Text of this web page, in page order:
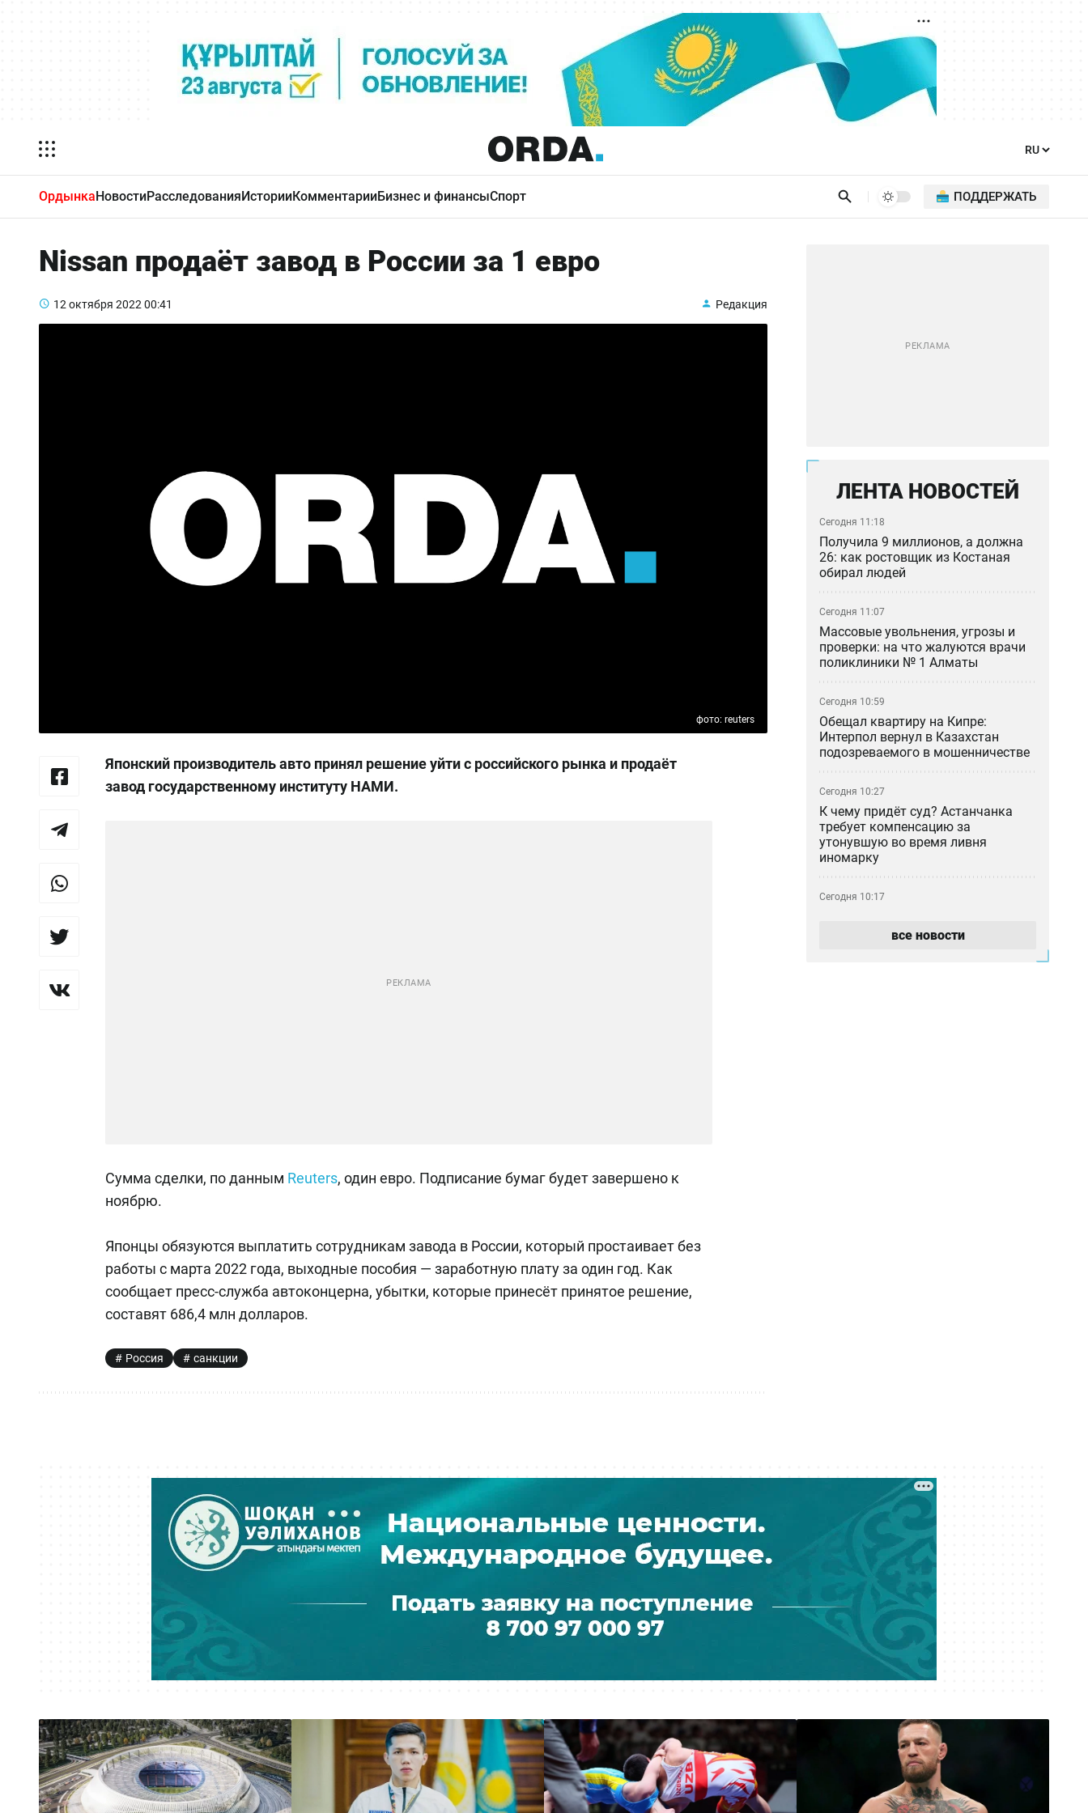
ОрдынкаНовостиРасследованияИсторииКомментарииБизнес и финансыСпорт ПОДДЕРЖАТЬ
Nissan продаёт завод в России за 1 евро
12 октября 2022 00:41 Редакция
фото: reuters
Японский производитель авто принял решение уйти с российского рынка и продаёт
завод государственному институту НАМИ.
Сумма сделки, по данным Reuters, один евро. Подписание бумаг будет завершено к
ноябрю.
Японцы обязуются выплатить сотрудникам завода в России, который простаивает без
работы с марта 2022 года, выходные пособия — заработную плату за один год. Как
сообщает пресс-служба автоконцерна, убытки, которые принесёт принятое решение,
составят 686,4 млн долларов.
Россия санкции
ЛЕНТА НОВОСТЕЙ
Сегодня 11:18
Получила 9 миллионов, а должна
26: как ростовщик из Костаная
обирал людей
Сегодня 11:07
Массовые увольнения, угрозы и
проверки: на что жалуются врачи
поликлиники № 1 Алматы
Сегодня 10:59
Обещал квартиру на Кипре:
Интерпол вернул в Казахстан
подозреваемого в мошенничестве
Сегодня 10:27
К чему придёт суд? Астанчанка
требует компенсацию за
утонувшую во время ливня
иномарку
Сегодня 10:17
почему казахстанцы всё больше
Из Алматы депортировали 35
граждан Индии
Более трёх млн тенге ушли со
спецсчета родственникам
судебного исполнителя
Вчера 20:04
В Астане в 2027 году выберут
Тигрица в окрестностях Балхаша —
настоящая или ИИ?
Вчера 18:46
все новости